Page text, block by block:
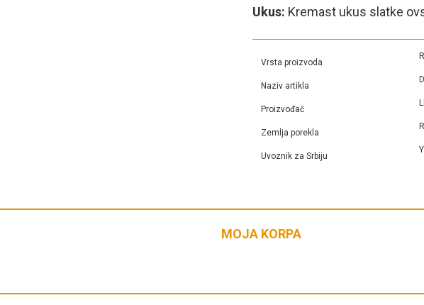
Ukus: Kremast ukus slatke
Vrsta proizvoda
Naziv artikla
Proizvođač
Zemlja porekla
Uvoznik za Srbiju
MOJA KORPA